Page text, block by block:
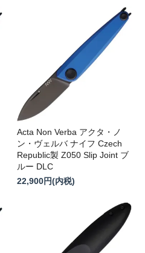
Acta Non Verba アクタ・ノ
ン・ヴェルバ ナイフ Czech
Republic製 Z050 Slip Joint ブ
ルー DLC
22,900円(内税)